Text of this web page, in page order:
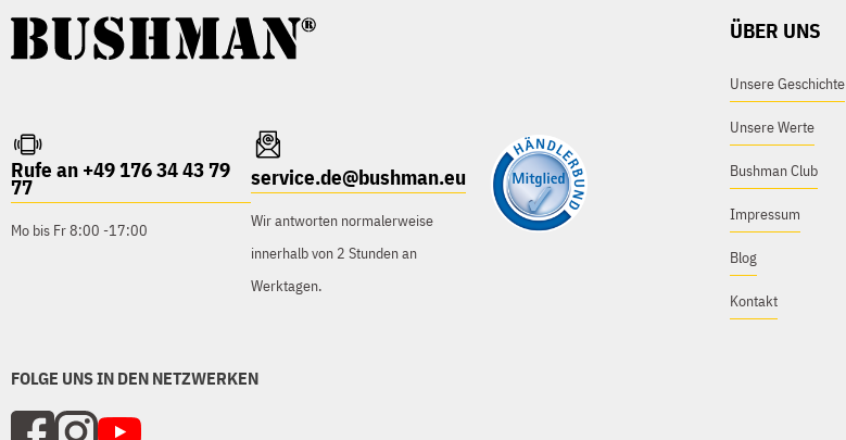
Rufe an +49 176 34 43 79
77
Mo bis Fr 8:00 -17:00
service.de@bushman.eu
Wir antworten normalerweise
innerhalb von 2 Stunden an
Werktagen.
FOLGE UNS IN DEN NETZWERKEN
ÜBER UNS
Unsere Geschichte
Unsere Werte
Bushman Club
Impressum
Blog
Kontakt